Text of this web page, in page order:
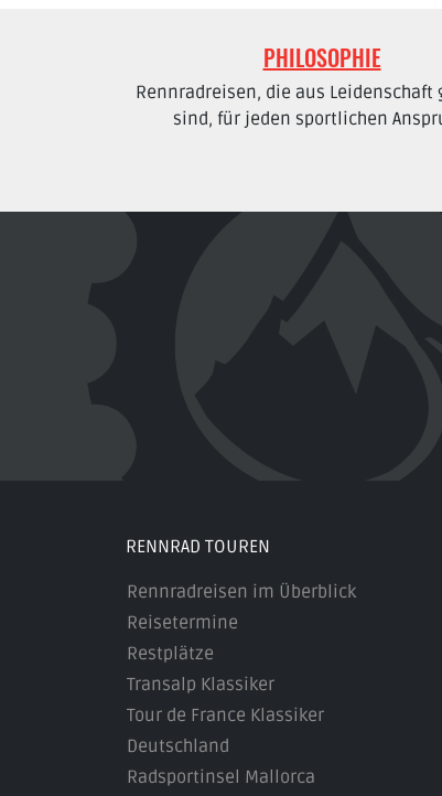
PHILOSOPHIE
Rennradreisen, die aus Leidenschaft
sind, für jeden sportlichen
RENNRAD TOUREN
Rennradreisen im Überblick
Reisetermine
Restplätze
Transalp Klassiker
Tour de France Klassiker
Deutschland
Radsportinsel Mallorca